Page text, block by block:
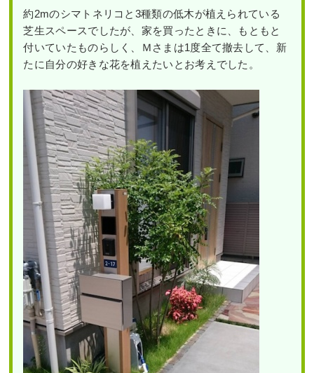
約2mのシマトネリコと3種類の低木が植えられている
芝生スペースでしたが、家を買ったときに、もともと
付いていたものらしく、Ｍさまは1度全て撤去して、新
たに自分の好きな花を植えたいとお考えでした。